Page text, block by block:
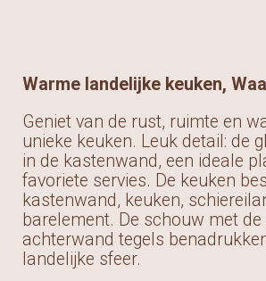
Warme landelijke keuken,
Geniet van de rust, ruimte en
unieke keuken. Leuk detail: de
in de kastenwand, een ideale
favoriete servies. De keuken
kastenwand, keuken,
barelement. De schouw met
achterwand tegels
landelijke sfeer.